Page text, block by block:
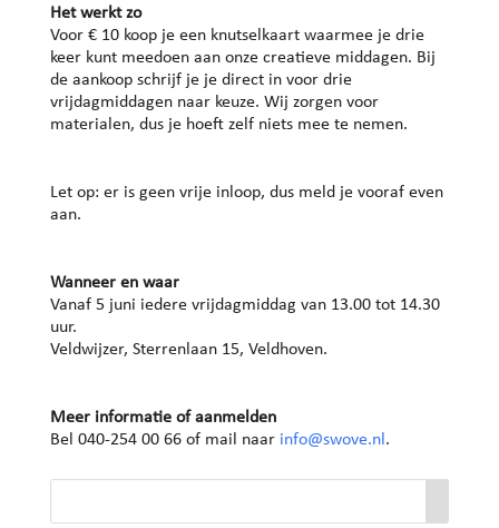
Het werkt zo
Voor € 10 koop je een knutselkaart waarmee je drie
keer kunt meedoen aan onze creatieve middagen. Bij
de aankoop schrijf je je direct in voor drie
vrijdagmiddagen naar keuze. Wij zorgen voor
materialen, dus je hoeft zelf niets mee te nemen.
Let op: er is geen vrije inloop, dus meld je vooraf even
aan.
Wanneer en waar
Vanaf 5 juni iedere vrijdagmiddag van 13.00 tot 14.30
uur.
Veldwijzer, Sterrenlaan 15, Veldhoven.
Meer informatie of aanmelden
Bel 040-254 00 66 of mail naar info@swove.nl .